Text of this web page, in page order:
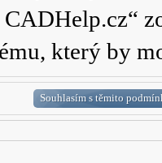
který by